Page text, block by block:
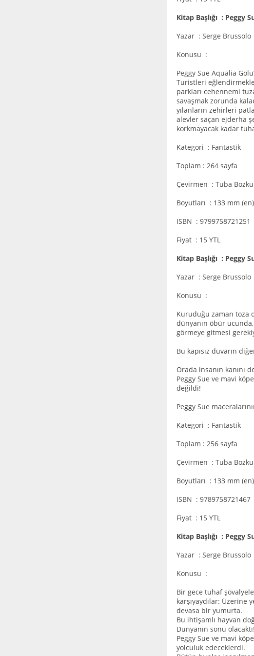
Kitap Başlığı : Peggy
Yazar : Serge Brussolo
Konusu :
Peggy Sue Aqualia
Turistleri
parkları cehennemi
savaşmak zorunda
yılanların zehirleri
alevler saçan ejderha
korkmayacak kadar
Kategori : Fantastik
Toplam : 264 sayfa
Çevirmen : Tuba
Boyutları : 133 mm
ISBN : 9799758721251
Fiyat : 15 YTL
Kitap Başlığı : Peggy
Yazar : Serge Brussolo
Konusu :
Kuruduğu zaman toza
dünyanın öbür
görmeye gitmesi
Bu kapısız duvarın
Orada insanın kanını
Peggy Sue ve mavi
değildi!
Peggy Sue
Kategori : Fantastik
Toplam : 256 sayfa
Çevirmen : Tuba
Boyutları : 133 mm
ISBN : 9789758721467
Fiyat : 15 YTL
Kitap Başlığı : Peggy
Yazar : Serge Brussolo
Konusu :
Bir gece tuhaf
karşıyaydılar:
devasa bir yumurta.
Bu ihtişamlı hayvan
Dünyanın sonu olacaktı!
Peggy Sue ve mavi
yolculuk edeceklerdi.